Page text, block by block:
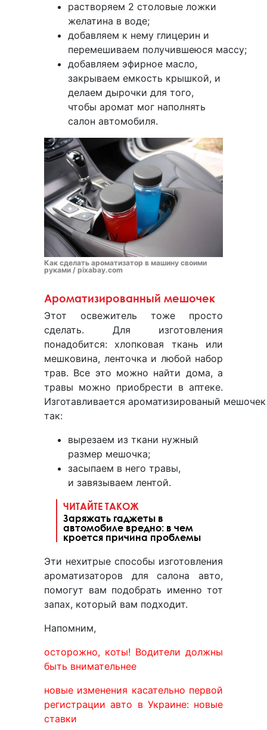
растворяем 2 столовые ложки
желатина в воде;
добавляем к нему глицерин и
перемешиваем получившеюся массу;
добавляем эфирное масло,
закрываем емкость крышкой, и
делаем дырочки для того,
чтобы аромат мог наполнять
салон автомобиля.
Как сделать ароматизатор в машину своими
руками / pixabay.com
Ароматизированный мешочек
Этот освежитель тоже просто
сделать. Для изготовления
понадобится: хлопковая ткань или
мешковина, ленточка и любой набор
трав. Все это можно найти дома, а
травы можно приобрести в аптеке.
Изготавливается ароматизированый мешочек
так:
вырезаем из ткани нужный
размер мешочка;
засыпаем в него травы,
и завязываем лентой.
ЧИТАЙТЕ ТАКОЖ
Заряжать гаджеты в
автомобиле вредно: в чем
кроется причина проблемы
Эти нехитрые способы изготовления
ароматизаторов для салона авто,
помогут вам подобрать именно тот
запах, который вам подходит.
Напомним,
осторожно, коты! Водители должны
быть внимательнее
новые изменения касательно первой
регистрации авто в Украине: новые
ставки